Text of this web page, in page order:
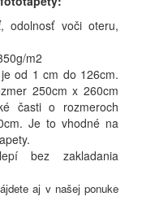
odolnosť voči oteru,
m2
od 1 cm do 126cm.
250cm x 260cm
časti o rozmeroch
Je to vhodné na
bez zakladania
aj v našej ponuke